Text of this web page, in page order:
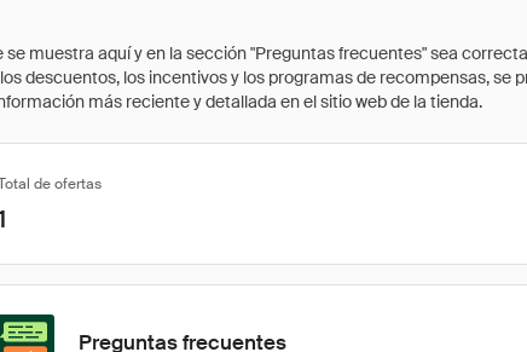
muestra aquí y en la sección "Preguntas frecuentes" sea
descuentos, los incentivos y los programas de recompensas,
más reciente y detallada en el sitio web de la tienda.
de ofertas
Preguntas frecuentes